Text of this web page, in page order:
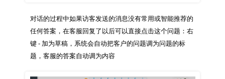
对话的过程中如果访客发送的消息没有常用或智能推荐的
任何答案，在客服回复了以后可以直接点击这个问题：右
键 - 加为草稿，系统会自动把客户的问题调为问题的标
题，客服的答案自动调为内容